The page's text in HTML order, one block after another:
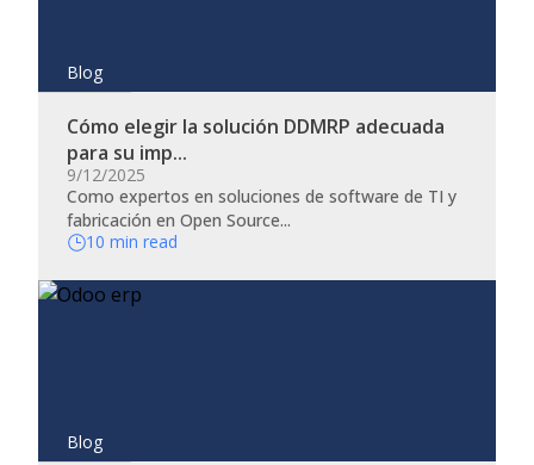
Blog
Cómo elegir la solución DDMRP adecuada
para su imp...
9/12/2025
Como expertos en soluciones de software de TI y
fabricación en Open Source...
10 min read
Blog